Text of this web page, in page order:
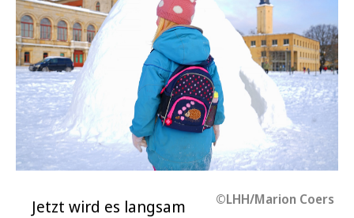
©LHH/Marion Coers
Jetzt wird es langsam